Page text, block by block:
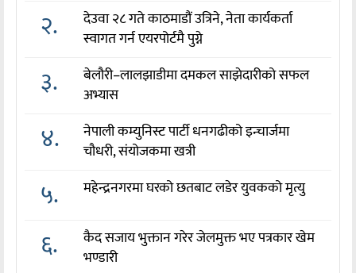
२.
देउवा २८ गते काठमाडौं उत्रिने, नेता कार्यकर्ता
स्वागत गर्न एयरपोर्टमै पुग्ने
३.
बेलौरी–लालझाडीमा दमकल साझेदारीको सफल
अभ्यास
४.
नेपाली कम्युनिस्ट पार्टी धनगढीको इन्चार्जमा
चौधरी, संयोजकमा खत्री
५. महेन्द्रनगरमा घरको छतबाट लडेर युवकको मृत्यु
६.
कैद सजाय भुक्तान गरेर जेलमुक्त भए पत्रकार खेम
भण्डारी